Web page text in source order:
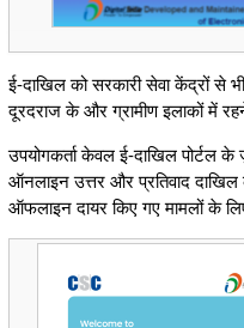
ई-दाखिल को सरकारी सेवा केंद्रों से
दूरदराज के और ग्रामीण इलाकों में
उपयोगकर्ता केवल ई-दाखिल पोर्टल
ऑनलाइन उत्तर और प्रतिवाद
ऑफलाइन दायर किए गए मामलों के